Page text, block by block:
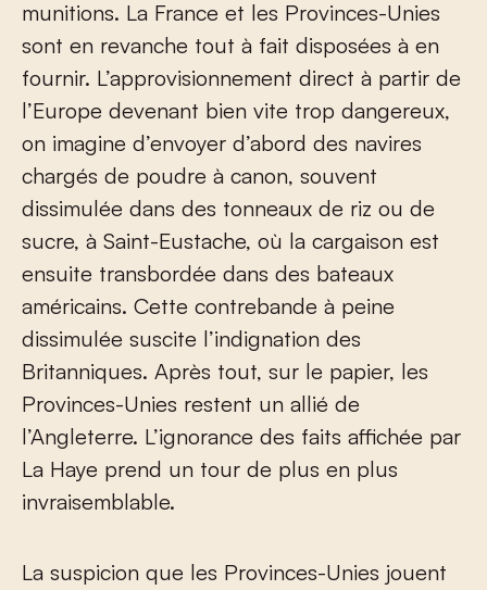
munitions. La France et les Provinces-Unies
sont en revanche tout à fait disposées à en
fournir. L’approvisionnement direct à partir de
l’Europe devenant bien vite trop dangereux,
on imagine d’envoyer d’abord des navires
chargés de poudre à canon, souvent
dissimulée dans des tonneaux de riz ou de
sucre, à Saint-Eustache, où la cargaison est
ensuite transbordée dans des bateaux
américains. Cette contrebande à peine
dissimulée suscite l’indignation des
Britanniques. Après tout, sur le papier, les
Provinces-Unies restent un allié de
l’Angleterre. L’ignorance des faits affichée par
La Haye prend un tour de plus en plus
invraisemblable.
La suspicion que les Provinces-Unies jouent